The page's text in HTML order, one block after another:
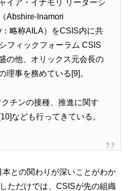
イア・イナモリ リーダーシ
Abshire-Inamori
略称AILA）をCSIS内に共
フィックフォーラム CSIS
の他、オリックス元会長の
理事を務めている[9]。
チンの接種、推進に関す
なども行ってきている。
との関わりが深いことがわか
ただけでは、CSISが先の組織